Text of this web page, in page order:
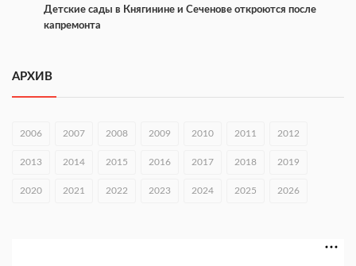
Детские сады в Княгинине и Сеченове откроются после
капремонта
В Сеченовском округе открыт лагерь «Теплый стан»
Тульские мастера и сегодня куют славу и доблесть русского
АРХИВ
2006 2007 2008 2009 2010 2011 2012
2013 2014 2015 2016 2017 2018 2019
2020 2021 2022 2023 2024 2025 2026